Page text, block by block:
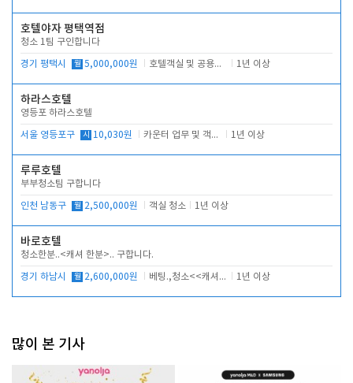
호텔야자 평택역점
청소 1팀 구인합니다
경기 평택시 월 5,000,000원 호텔객실 및 공용시설 청소 관리 1년 이상
하라스호텔
영등포 하라스호텔
서울 영등포구 시 10,030원 카운터 업무 및 객실관리(청소상태 확인, 객실판매) 1년 이상
루루호텔
부부청소팀 구합니다
인천 남동구 월 2,500,000원 객실 청소 1년 이상
바로호텔
청소한분..<캐셔 한분>.. 구합니다.
경기 하남시 월 2,600,000원 베팅.,청소<<캐셔 모셔봅니다. 1년 이상
많이 본 기사